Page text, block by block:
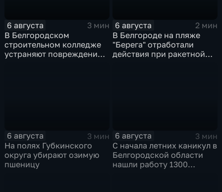
6 августа
3 мин
В Белгородском
строительном колледже
устраняют повреждения
6 августа
2 мин
В Белгороде на пляже
"Берега" отработали
действия при ракетной
6 августа
3 мин
На полях Губкинского
округа убирают озимую
пшеницу
6 августа
3 мин
С начала летних каникул в
Белгородской области
нашли работу 1300